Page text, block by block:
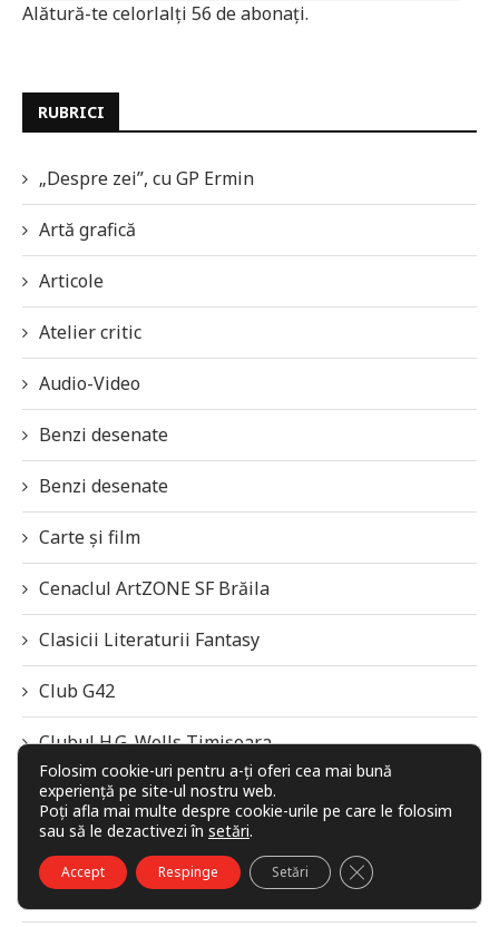
Alătură-te celorlalți 56 de abonați.
RUBRICI
„Despre zei”, cu GP Ermin
Artă grafică
Articole
Atelier critic
Audio-Video
Benzi desenate
Benzi desenate
Carte și film
Cenaclul ArtZONE SF Brăila
Clasicii Literaturii Fantasy
Club G42
Clubul H.G. Wells Timișoara
Cronici de film
Cronici de jocuri
Diverse
Folosim cookie-uri pentru a-ți oferi cea mai bună
experiență pe site-ul nostru web.
Poți afla mai multe despre cookie-urile pe care le folosim
sau să le dezactivezi în setări.
Accept Respinge Setări CLOSE GDPR